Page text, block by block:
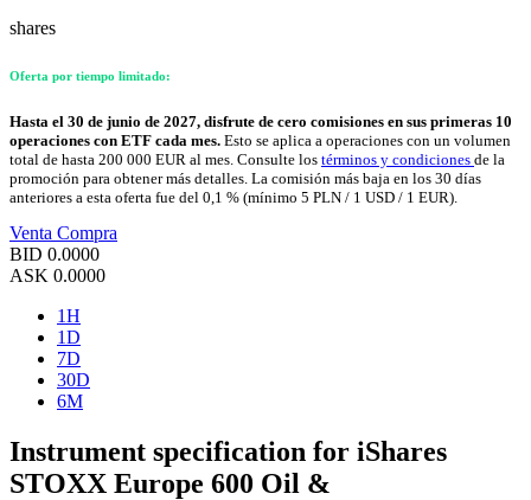
shares
Oferta por tiempo limitado:
Hasta el 30 de junio de 2027, disfrute de cero comisiones en sus primeras 10
operaciones con ETF cada mes. Esto se aplica a operaciones con un volumen
total de hasta 200 000 EUR al mes. Consulte los términos y condiciones de la
promoción para obtener más detalles. La comisión más baja en los 30 días
anteriores a esta oferta fue del 0,1 % (mínimo 5 PLN / 1 USD / 1 EUR).
Venta Compra
BID 0.0000
ASK 0.0000
1H
1D
7D
30D
6M
Instrument specification for iShares
STOXX Europe 600 Oil &